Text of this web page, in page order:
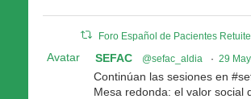
Foro Español de Pacientes
Avatar SEFAC @sefac_aldia · 29 May
Continúan las sesiones en
Mesa redonda: el valor social